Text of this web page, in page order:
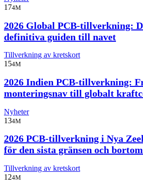
174M
2026 Global PCB-tillverkning:
definitiva guiden till navet
Tillverkning av kretskort
154M
2026 Indien PCB-tillverkning:
monteringsnav till globalt
Nyheter
134M
2026 PCB-tillverkning i Nya
för den sista gränsen och
Tillverkning av kretskort
124M